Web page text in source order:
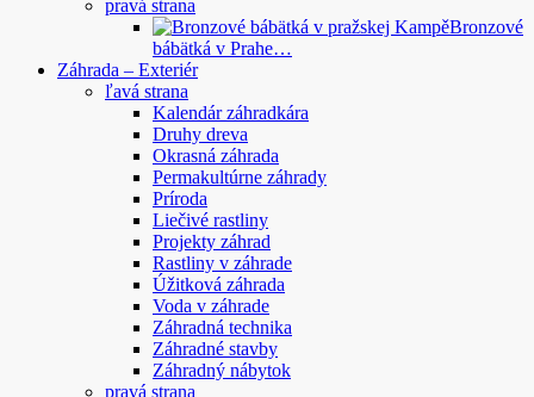
pravá strana
Bronzové
bábätká v Prahe…
Záhrada – Exteriér
ľavá strana
Kalendár záhradkára
Druhy dreva
Okrasná záhrada
Permakultúrne záhrady
Príroda
Liečivé rastliny
Projekty záhrad
Rastliny v záhrade
Úžitková záhrada
Voda v záhrade
Záhradná technika
Záhradné stavby
Záhradný nábytok
pravá strana